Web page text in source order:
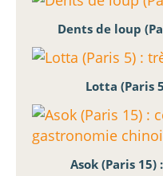
Dents de loup
Lotta (Paris
Asok (Paris